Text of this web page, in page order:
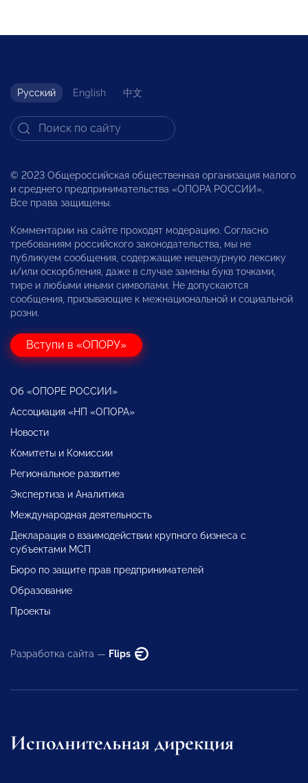
Русский English 中文
© 2023 Общероссийская общественная организация малого
и среднего предпринимательства «ОПОРА РОССИИ».
Все права защищены.
Комментарии на сайте проходят модерацию. Согласно
требованиям российского законодательства, мы не
публикуем сообщения, содержащие нецензурную лексику
и/или оскорбления, даже в случае замены букв точками,
тире и любыми иными символами. Не допускаются
сообщения, призывающие к межнациональной и социальной
розни.
Вступи в «ОПОРУ»
Об «ОПОРЕ РОССИИ»
Ассоциация «НП «ОПОРА»
Новости
Комитеты и Комиссии
Региональное развитие
Экспертиза и Аналитика
Международная деятельность
Декларация о взаимодействии крупного бизнеса с
субъектами МСП
Бюро по защите прав предпринимателей
Образование
Проекты
Разработка сайта — Flips
Исполнительная дирекция